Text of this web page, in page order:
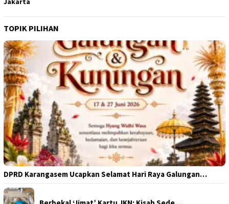
TOPIK PILIHAN
DPRD Karangasem Ucapkan Selamat Hari Raya Galungan…